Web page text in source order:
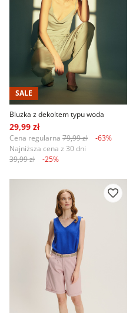
SALE
Bluzka z dekoltem typu woda
29,99 zł
Cena regularna 79,99 zł
-63%
Najniższa cena z 30 dni
39,99 zł
-25%